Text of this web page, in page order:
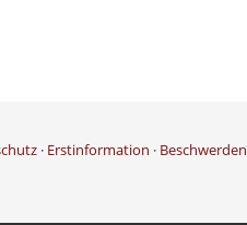
· Erstinformation · Beschwerden